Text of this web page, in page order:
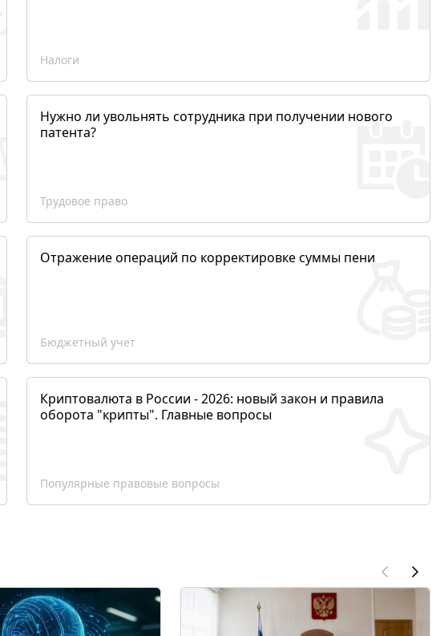
Налоги
Нужно ли увольнять сотрудника при получении нового
патента?
Трудовое право
Отражение операций по корректировке суммы пени
Бюджетный учет
Криптовалюта в России - 2026: новый закон и правила
оборота "крипты". Главные вопросы
Популярные правовые вопросы